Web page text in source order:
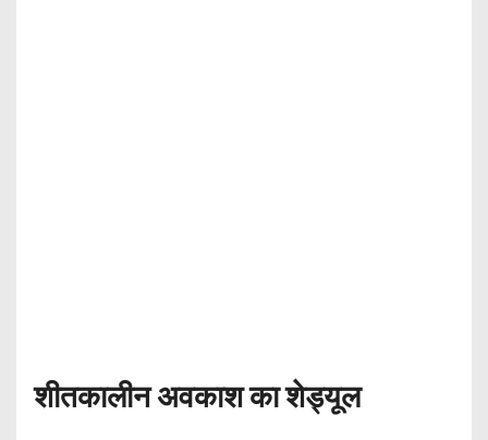
शीतकालीन अवकाश का शेड्यूल